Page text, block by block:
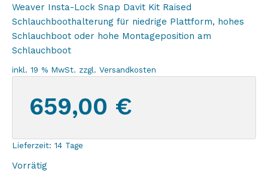
Weaver Insta-Lock Snap Davit Kit Raised
Schlauchboothalterung für niedrige Plattform, hohes
Schlauchboot oder hohe Montageposition am
Schlauchboot
inkl. 19 % MwSt. zzgl. Versandkosten
659,00 €
Lieferzeit: 14 Tage
Vorrätig